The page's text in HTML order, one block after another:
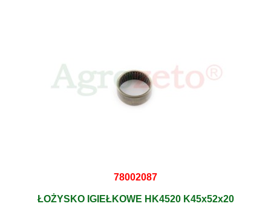
78002087
ŁOŻYSKO IGIEŁKOWE HK4520 K45x52x20